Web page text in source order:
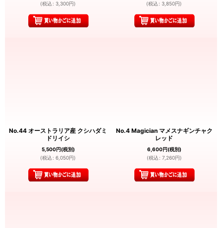
(税込 : 3,300円)
(税込 : 3,850円)
No.44 オーストラリア産 クシハダミ
ドリイシ
5,500円(税別)
(税込 : 6,050円)
No.4 Magician マメスナギンチャク
レッド
6,600円(税別)
(税込 : 7,260円)